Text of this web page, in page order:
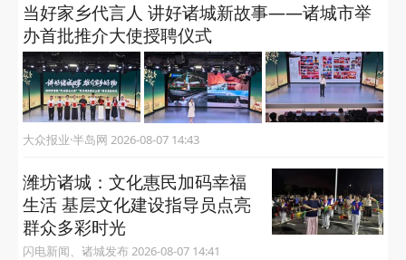
当好家乡代言人 讲好诸城新故事——诸城市举
办首批推介大使授聘仪式
大众报业·半岛网 2026-08-07 14:43
潍坊诸城：文化惠民加码幸福
生活 基层文化建设指导员点亮
群众多彩时光
闪电新闻、诸城发布 2026-08-07 14:41